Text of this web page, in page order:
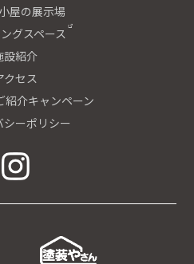
屋の展示場
グスペース
設紹介
クセス
紹介キャンペーン
シーポリシー